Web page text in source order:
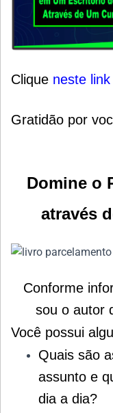
Clique neste link
Gratidão por
Domine o
através
Conforme
sou o autor
Você possui
Quais são
assunto e
dia a dia?